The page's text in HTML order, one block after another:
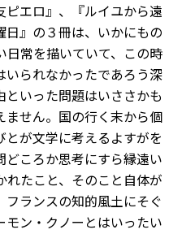
エロ』、『ルイユから遠
日』の３冊は、いかにもの
常を描いていて、この時
られなかったであろう深
いった問題はいささかも
せん。国の行く末から個
が文学に考えるよすがを
ころか思考にすら縁遠い
たこと、そのこと自体が
ランスの知的風土にそぐ
ン・クノーとはいったい